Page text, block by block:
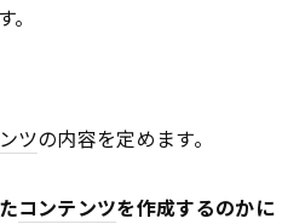
ツの内容を定めます。
コンテンツを作成するのかに